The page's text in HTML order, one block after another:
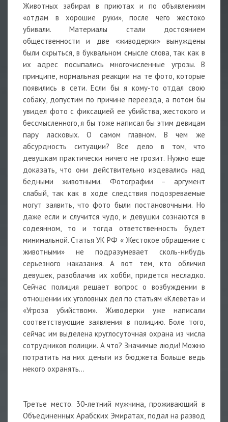
Животных забирал в приютах и по объявлениям
«отдам в хорошие руки», после чего жестоко
убивали. Материалы стали достоянием
общественности и две «живодерки» вынуждены
были скрыться, в буквальном смысле слова, так как в
их адрес посыпались многочисленные угрозы. В
принципе, нормальная реакции на те фото, которые
появились в сети. Если бы я кому-то отдал свою
собаку, допустим по причине переезда, а потом бы
увидел фото с фиксацией ее убийства, жестокого и
бессмысленного, я бы тоже написал бы этим девицам
пару ласковых. О самом главном. В чем же
абсурдность ситуации? Все дело в том, что
девушкам практически ничего не грозит. Нужно еще
доказать, что они действительно издевались над
бедными животными. Фотографии – аргумент
слабый, так как в ходе следствия подозреваемые
могут заявить, что фото были постановочными. Но
даже если и случится чудо, и девушки сознаются в
содеянном, то и тогда ответственность будет
минимальной. Статья УК РФ « Жестокое обращение с
животными» не подразумевает сколь-нибудь
серьезного наказания. А вот тем, кто обличил
девушек, разоблачив их хобби, придется несладко.
Сейчас полиция решает вопрос о возбуждении в
отношении их уголовных дел по статьям «Клевета» и
«Угроза убийством». Живодерки уже написали
соответствующие заявления в полицию. Боле того,
сейчас им выделена круглосуточная охрана из числа
сотрудников полиции. А что? Значимые люди! Можно
потратить на них деньги из бюджета. Больше ведь
некого охранять…
Третье место. 30-летний мужчина, проживающий в
Объединенных Арабских Эмиратах, подал на развод